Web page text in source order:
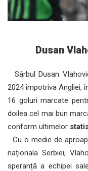
Dusan
Sârbul Dusan
2024 împotriva Angliei,
16 goluri marcate
doilea cel mai bun
conform ultimelor
Cu o medie de
naționala Serbiei,
speranță a echipei